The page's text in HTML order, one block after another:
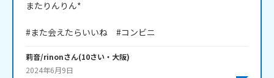
またりんりん*
#また会えたらいいね　#コンビニ
莉音/rinonさん(10さい・ 大阪)
2024年6月9日